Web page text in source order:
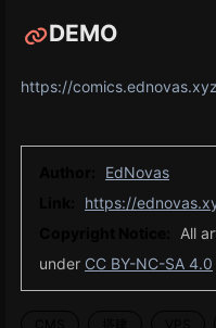
DEMO
https://comics.ednovas.xyz
EdNovas
https://
All
under CC BY-NC-SA 4.0